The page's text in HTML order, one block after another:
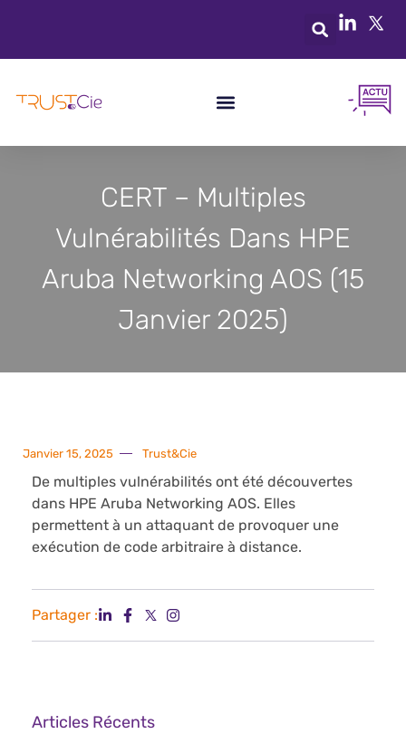
CERT – Multiples
Vulnérabilités Dans HPE
Aruba Networking AOS (15
Janvier 2025)
Janvier 15, 2025 Trust&Cie
De multiples vulnérabilités ont été découvertes
dans HPE Aruba Networking AOS. Elles
permettent à un attaquant de provoquer une
exécution de code arbitraire à distance.
Partager :
Articles Récents